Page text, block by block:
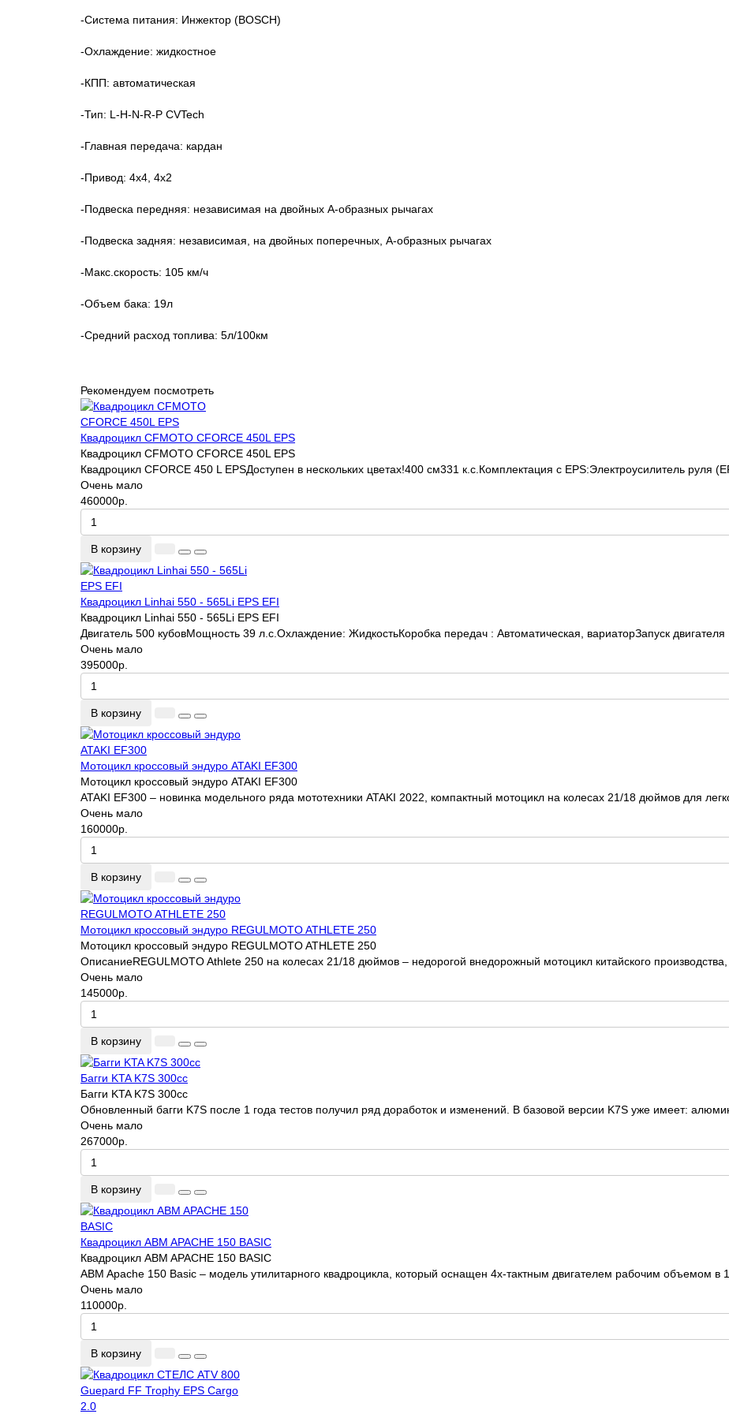
-Система питания: Инжектор (BOSCH)
-Охлаждение: жидкостное
-КПП: автоматическая
-Тип: L-H-N-R-P CVTech
-Главная передача: кардан
-Привод: 4х4, 4х2
-Подвеска передняя: независимая на двойных А-образных рычагах
-Подвеска задняя: независимая, на двойных поперечных, А-образных рычагах
-Макс.скорость: 105 км/ч
-Объем бака: 19л
-Средний расход топлива: 5л/100км
Рекомендуем посмотреть
Квадроцикл CFMOTO CFORCE 450L EPS
Квадроцикл CFMOTO CFORCE 450L EPS
Квадроцикл CFORCE 450 L EPSДоступен в нескольких цветах!400 см331 к.с.Комплектация с EPS:Электроусилитель руля
Очень мало
460000р.
В корзину
Квадроцикл Linhai 550 - 565Li EPS EFI
Квадроцикл Linhai 550 - 565Li EPS EFI
Двигатель 500 кубовМощность 39 л.с.Охлаждение: ЖидкостьКоробка передач : Автоматическая, вариаторЗапуск двигателя
Очень мало
395000р.
В корзину
Мотоцикл кроссовый эндуро ATAKI EF300
Мотоцикл кроссовый эндуро ATAKI EF300
ATAKI EF300 – новинка модельного ряда мототехники ATAKI 2022, компактный мотоцикл на колесах 21/18 дюймов для
Очень мало
160000р.
В корзину
Мотоцикл кроссовый эндуро REGULMOTO ATHLETE 250
Мотоцикл кроссовый эндуро REGULMOTO ATHLETE 250
ОписаниеREGULMOTO Athlete 250 на колесах 21/18 дюймов – недорогой внедорожный мотоцикл китайского производства,
Очень мало
145000р.
В корзину
Багги KTA K7S 300cc
Багги KTA K7S 300cc
Обновленный багги K7S после 1 года тестов получил ряд доработок и изменений. В базовой версии K7S уже имеет:
Очень мало
267000р.
В корзину
Квадроцикл ABM APACHE 150 BASIC
Квадроцикл ABM APACHE 150 BASIC
ABM Apache 150 Basic – модель утилитарного квадроцикла, который оснащен 4х-тактным двигателем рабочим объемом в
Очень мало
110000р.
В корзину